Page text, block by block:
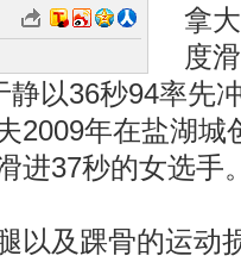
拿
度
以36秒94率先
2009年在盐湖城
进37秒的女选手
及踝骨的运动